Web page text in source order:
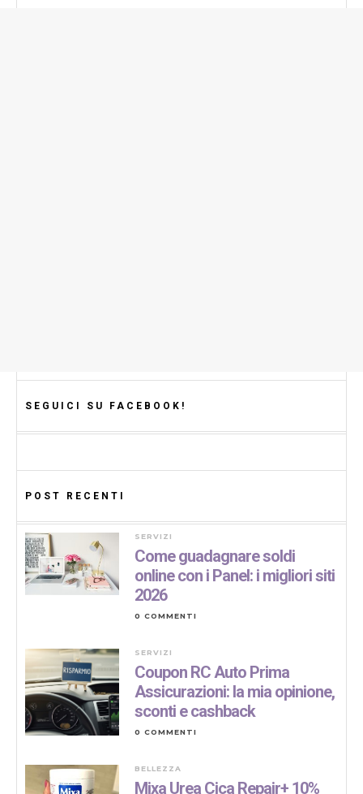
SEGUICI SU FACEBOOK!
POST RECENTI
SERVIZI
Come guadagnare soldi
online con i Panel: i migliori siti
2026
0 COMMENTI
SERVIZI
Coupon RC Auto Prima
Assicurazioni: la mia opinione,
sconti e cashback
0 COMMENTI
BELLEZZA
Mixa Urea Cica Repair+ 10%